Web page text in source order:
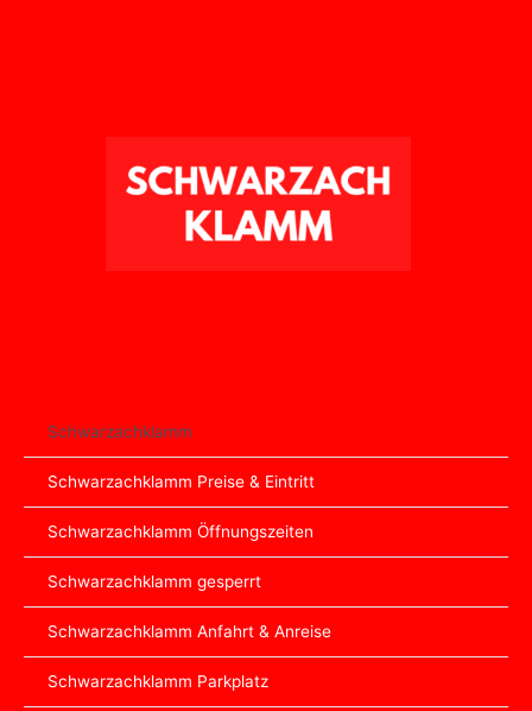
Schwarzachklamm
Schwarzachklamm Preise & Eintritt
Schwarzachklamm Öffnungszeiten
Schwarzachklamm gesperrt
Schwarzachklamm Anfahrt & Anreise
Schwarzachklamm Parkplatz